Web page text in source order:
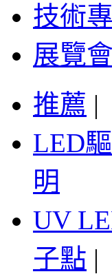
技術
展覽
推薦 |
LED
明
UV
子點 |